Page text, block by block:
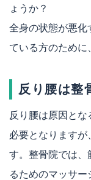
ょうか？
全身の状態が悪化
ている方のために
反り腰は整
反り腰は原因と
必要となります
す。整骨院では、
るためのマッサ